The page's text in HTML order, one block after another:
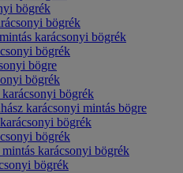
bögrék
bögrék
karácsonyi bögrék
bögrék
bögre
bögrék
bögrék
karácsonyi mintás bögre
bögrék
bögrék
karácsonyi bögrék
bögrék